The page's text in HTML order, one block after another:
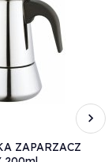
ZAPARZACZ